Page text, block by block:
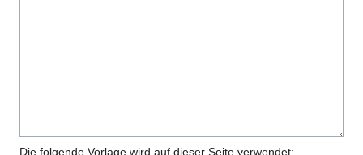
Die folgende Vorlage wird auf dieser Seite verwendet: